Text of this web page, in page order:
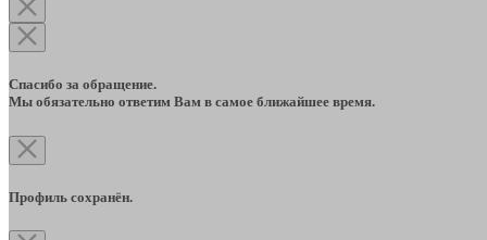
Спасибо за обращение.
Мы обязательно ответим Вам в самое ближайшее время.
Профиль сохранён.